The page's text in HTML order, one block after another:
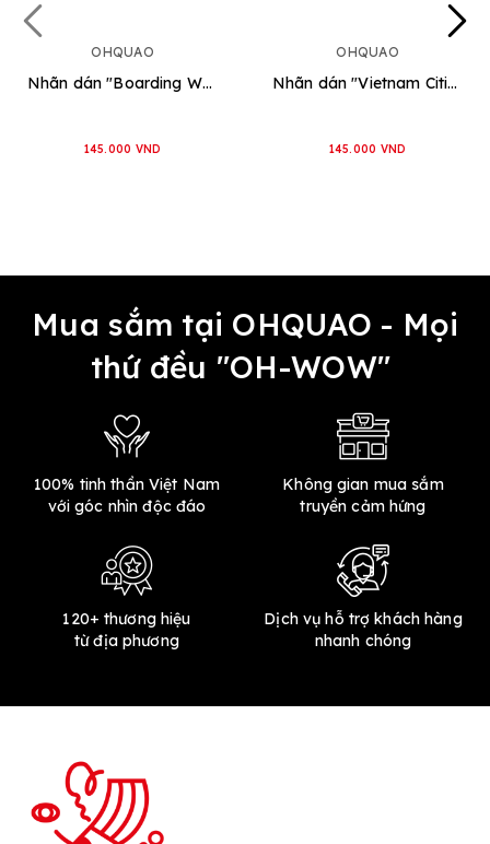
OHQUAO
Nhãn dán "Boarding World"
145.000 VND
OHQUAO
Nhãn dán "Vietnam Cities"
145.000 VND
Mua sắm tại OHQUAO - Mọi
thứ đều "OH-WOW"
100% tinh thần Việt Nam
với góc nhìn độc đáo
Không gian mua sắm
truyền cảm hứng
120+ thương hiệu
từ địa phương
Dịch vụ hỗ trợ khách hàng
nhanh chóng